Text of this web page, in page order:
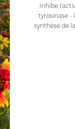
Inhibe
tyrosinase -
synthèse de